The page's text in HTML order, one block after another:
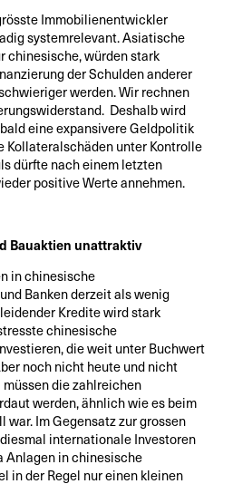
Immobilienentwickler
systemrelevant. Asiatische
chinesische, würden stark
der Schulden anderer
werden. Wir rechnen
Deshalb wird
eine expansivere Geldpolitik
Kollateralschäden unter Kontrolle
dürfte nach einem letzten
positive Werte annehmen.
Bauaktien unattraktiv
in chinesische
Banken derzeit als wenig
Kredite wird stark
chinesische
die weit unter Buchwert
noch nicht heute und nicht
die zahlreichen
werden, ähnlich wie es beim
war. Im Gegensatz zur grossen
internationale Investoren
Anlagen in chinesische
in der Regel nur einen kleinen